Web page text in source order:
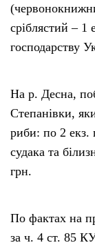
сріблястий – 1
господарству
На р. Десна,
Степанівки,
риби: по 2 екз.
судака та
грн.
По фактах на
за ч. 4 ст. 85